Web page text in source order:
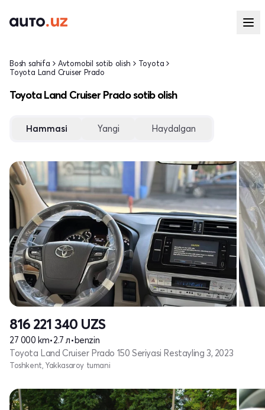
Bosh sahifa Avtomobil sotib olish
Toyota
Toyota Land Cruiser Prado
Toyota Land Cruiser Prado sotib olish
Hammasi Yangi Haydalgan
816 221 340 UZS
27 000 km•2.7 л•benzin
Toyota Land Cruiser Prado 150 Seriyasi Restayling 3, 2023
Toshkent, Yakkasaroy tumani